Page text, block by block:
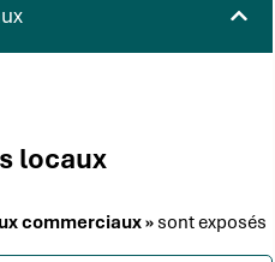
locaux
commerciaux » sont exposés